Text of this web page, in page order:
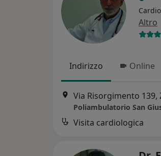
Altro
Indirizzo Online
Via Risorgimento 139,
Poliambulatorio San
Visita cardiologica